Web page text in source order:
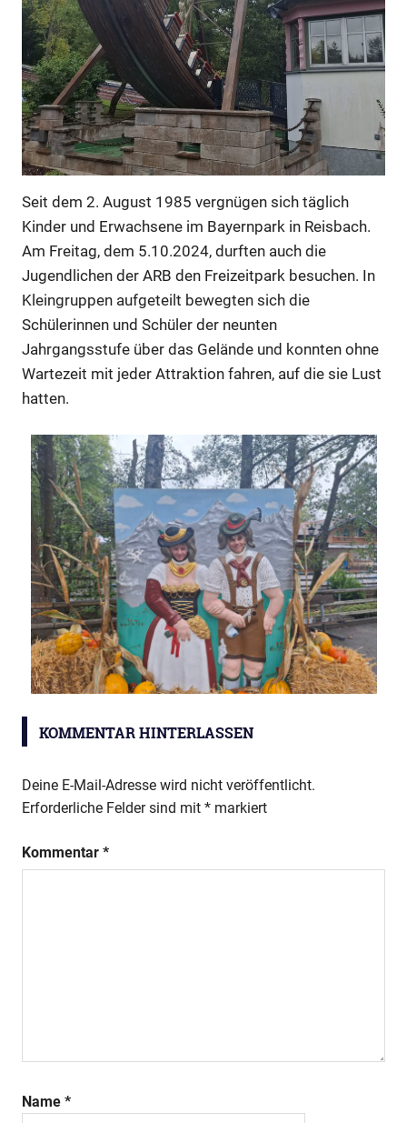
Seit dem 2. August 1985 vergnügen sich täglich
Kinder und Erwachsene im Bayernpark in Reisbach.
Am Freitag, dem 5.10.2024, durften auch die
Jugendlichen der ARB den Freizeitpark besuchen. In
Kleingruppen aufgeteilt bewegten sich die
Schülerinnen und Schüler der neunten
Jahrgangsstufe über das Gelände und konnten ohne
Wartezeit mit jeder Attraktion fahren, auf die sie Lust
hatten.
KOMMENTAR HINTERLASSEN
Deine E-Mail-Adresse wird nicht veröffentlicht.
Erforderliche Felder sind mit * markiert
Kommentar *
Name *